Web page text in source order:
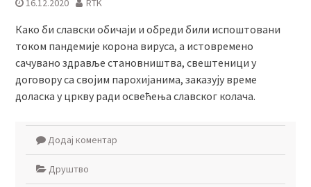
16.12.2020 RTK
Како би славски обичаји и обреди били испоштовани
током пандемије корона вируса, а истовремено
сачувано здравље становништва, свештеници у
договору са својим парохијанима, заказују време
доласка у цркву ради освећења славског колача.
Додај коментар
Друштво